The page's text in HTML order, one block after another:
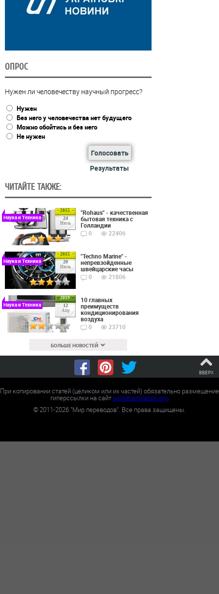
ОПРОС
Нужен ли человечеству научный прогресс?
Нужен
Без него у человечества нет будущего
Можно обойтись и без него
Не нужен
Голосовать
Результаты
ЧИТАЙТЕ ТАКЖЕ:
2015
24
Июль
Наука и Техника
"Rohaus" - качественная
бытовая техника с
Голландии
0
22406
2015
20
Июль
Наука и Техника
"Techno Marine" -
непревзойденные
швейцарские часы
0
21806
2019
12
Апр
Наука и Техника
10 главных
преимуществ
кондиционирования
воздуха
0
23710
БОЛЬШЕ НОВОСТЕЙ
ВВЕРХ
При копировании статей (целиком или их частей) обязательно размещение
гиперссылки на сайтworldtranslation.org.
©2011-2026 "Мир переводов". Все права защищены.